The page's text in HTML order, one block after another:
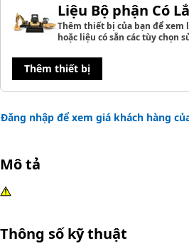
Liệu Bộ phận Có
Thêm thiết bị của bạn để xem
hoặc liệu có sẵn các tùy chọn
Thêm thiết bị
Đăng nhập để xem giá khách hàng
Mô tả
Thông số kỹ thuật